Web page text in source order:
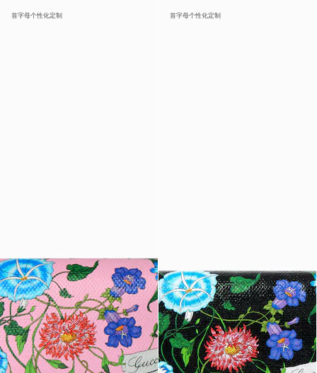
首字母个性化定制 首字母个性化定制